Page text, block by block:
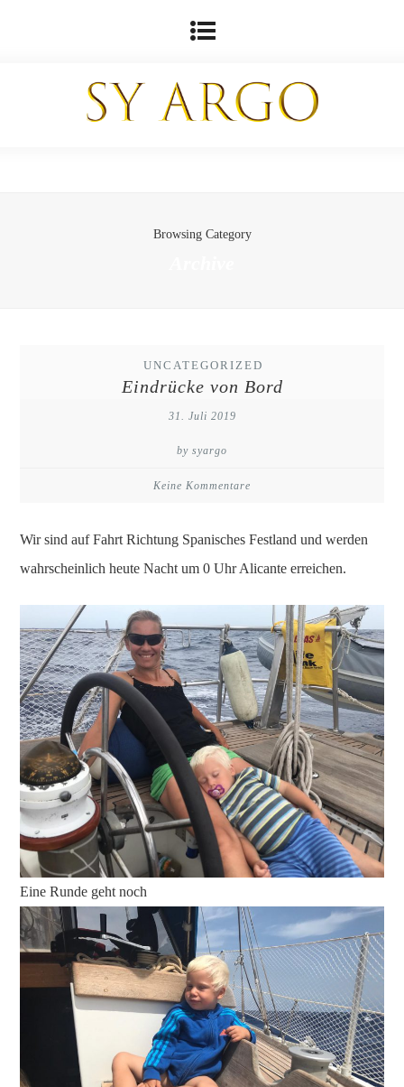
Browsing Category
UNCATEGORIZED
Eindrücke von Bord
31. Juli 2019
by syargo
Keine Kommentare
Wir sind auf Fahrt Richtung Spanisches Festland und werden
wahrscheinlich heute Nacht um 0 Uhr Alicante erreichen.
Eine Runde geht noch